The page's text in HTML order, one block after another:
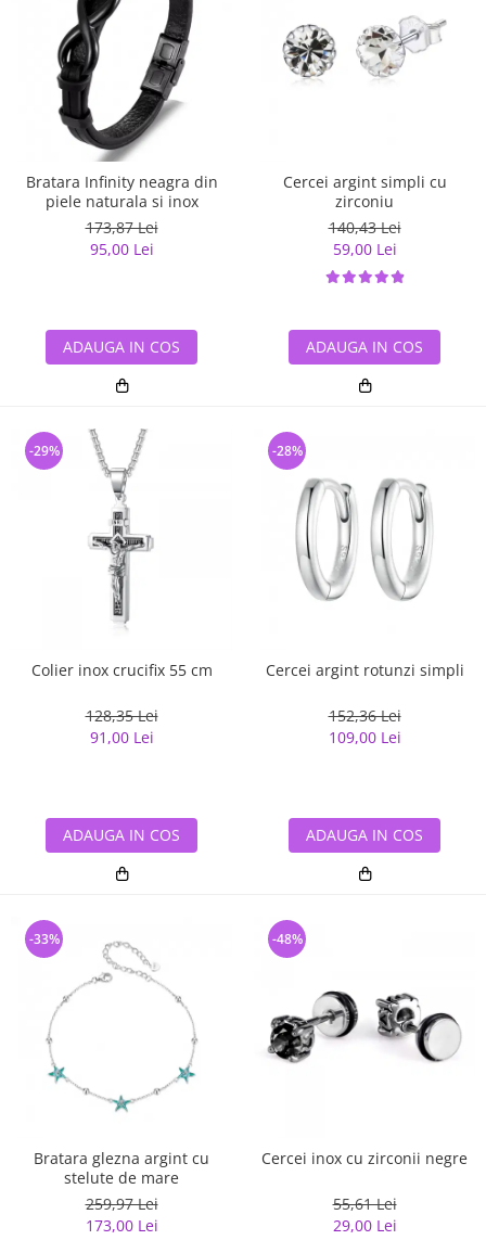
Bratara Infinity neagra din
piele naturala si inox
173,87 Lei
95,00 Lei
ADAUGA IN COS
Cercei argint simpli cu
zirconiu
140,43 Lei
59,00 Lei
ADAUGA IN COS
Colier inox crucifix 55 cm
128,35 Lei
91,00 Lei
-29%
ADAUGA IN COS
Cercei argint rotunzi simpli
152,36 Lei
109,00 Lei
-28%
ADAUGA IN COS
Bratara glezna argint cu
stelute de mare
259,97 Lei
173,00 Lei
-33%
Cercei inox cu zirconii negre
55,61 Lei
29,00 Lei
-48%